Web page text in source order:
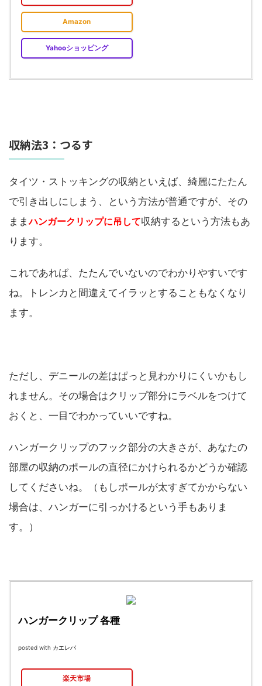
Amazon
Yahooショッピング
収納法3：つるす
タイツ・ストッキングの収納といえば、綺麗にたたん
で引き出しにしまう、という方法が普通ですが、その
ままハンガークリップに吊して収納するという方法もあ
ります。
これであれば、たたんでいないのでわかりやすいです
ね。トレンカと間違えてイラッとすることもなくなり
ます。
ただし、デニールの差はぱっと見わかりにくいかもし
れません。その場合はクリップ部分にラベルをつけて
おくと、一目でわかっていいですね。
ハンガークリップのフック部分の大きさが、あなたの
部屋の収納のポールの直径にかけられるかどうか確認
してくださいね。（もしポールが太すぎてかからない
場合は、ハンガーに引っかけるという手もありま
す。）
ハンガークリップ 各種
posted with カエレバ
楽天市場